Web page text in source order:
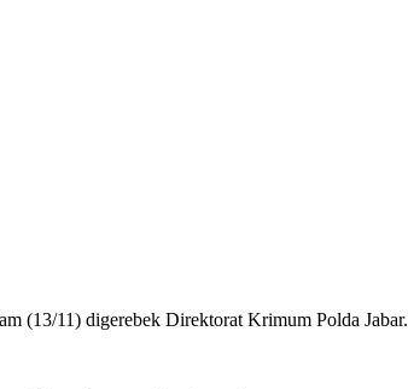
(13/11) digerebek Direktorat Krimum Polda Jabar.